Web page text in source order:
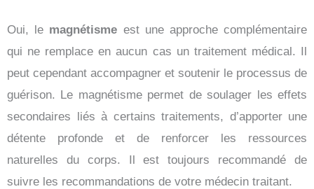
Oui, le magnétisme est une approche complémentaire
qui ne remplace en aucun cas un traitement médical. Il
peut cependant accompagner et soutenir le processus de
guérison. Le magnétisme permet de soulager les effets
secondaires liés à certains traitements, d’apporter une
détente profonde et de renforcer les ressources
naturelles du corps. Il est toujours recommandé de
suivre les recommandations de votre médecin traitant.